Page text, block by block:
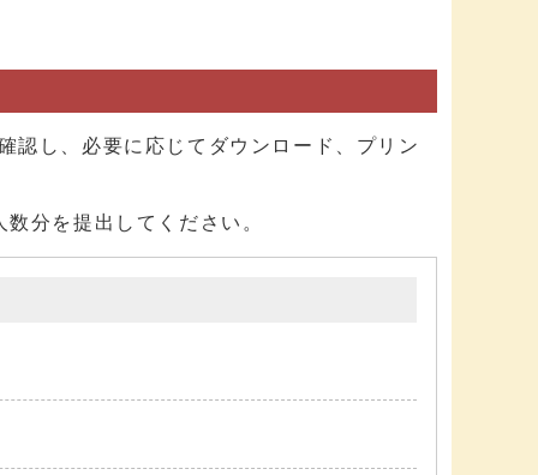
し、必要に応じてダウンロード、プリン
分を提出してください。